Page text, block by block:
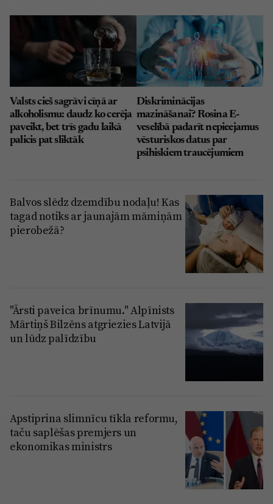
Valsts cieš sagrāvi cīņā ar
alkoholismu: daudz ko cerēja
paveikt, bet trīs gadu laikā
palicis pat sliktāk
Diskriminācijas
mazināšanai? Rosina E-
veselībā padarīt nepieejamus
vēsturiskos datus par
psihiskiem traucējumiem
Balvos slēdz dzemdību nodaļu! Kas
tagad notiks ar jaunajām māmiņām
pierobežā?
"Ārsti paveica brīnumu." Alpīnists
Mārtiņš Bilzēns atgriezies Latvijā
un lūdz palīdzību
Apstiprina slimnīcu tīkla reformu,
taču saplēšas premjers un
ekonomikas ministrs